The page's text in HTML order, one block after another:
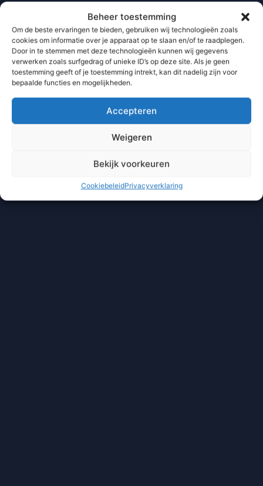
Beheer toestemming
Om de beste ervaringen te bieden, gebruiken wij technologieën zoals
cookies om informatie over je apparaat op te slaan en/of te raadplegen.
Door in te stemmen met deze technologieën kunnen wij gegevens
verwerken zoals surfgedrag of unieke ID’s op deze site. Als je geen
toestemming geeft of je toestemming intrekt, kan dit nadelig zijn voor
bepaalde functies en mogelijkheden.
Accepteren
Weigeren
Bekijk voorkeuren
CookiebeleidPrivacyverklaring